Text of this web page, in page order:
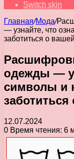
Switch skin
Главная/Мода/
— узнайте, что
заботиться о
одежды —
символы и
12.07.2024
0 Время чтения: 6